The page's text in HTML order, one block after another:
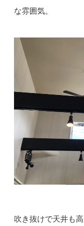
な雰囲気。
吹き抜けで天井も